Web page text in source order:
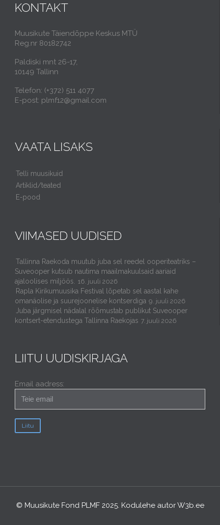
KONTAKT
Muusikute Täiendõppe Keskus MTÜ
Reg.nr 80182742
Paldiski mnt 26-17,
10149 Tallinn
Telefon: (+372) 511 4077
E-post: plmf12@gmail.com
VAATA LISAKS
Telli muusikuid
Artiklid/teated
E-pood
VIIMASED UUDISED
Tallinna Raekoda muutub juba sel reedel ooperiteatriks –
Suveooper kutsub nautima maailmakuulsaid aariaid
ajaloolises miljöös. 16. juuli 2026
Rapla Kirikumuusika Festival lõpetab sel aastal kahe
omanäolise ja suurejoonelise kontserdiga 9. juuli 2026
Juba järgmisel nädalal rõõmustab publikut Suveooper
kontsert-etendustega Tallinna Raekojas 7. juuli 2026
LIITU UUDISKIRJAGA
Email aadress:
© Muusikute Fond PLMF 2025. Kodulehe autorW3b.ee